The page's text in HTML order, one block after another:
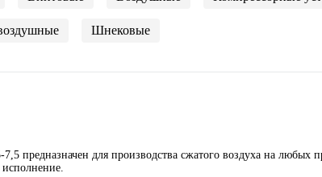
Шнековые
предназначен для производства сжатого воздуха на